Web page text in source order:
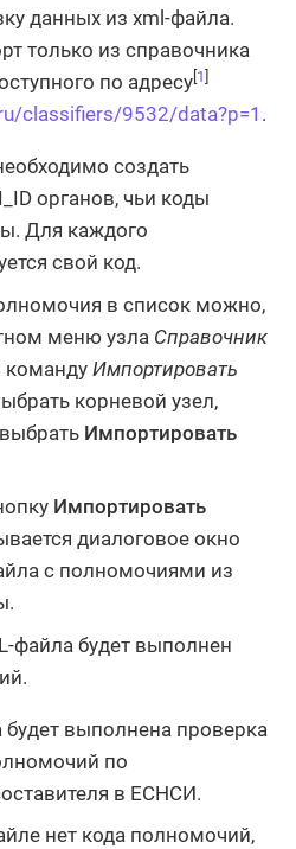
данных из xml-файла.
только из справочника
по адресу 1
classifiers/9532/data?p=1 .
создать
органов, чьи коды
Для каждого
свой код.
в список можно,
меню узла Справочник
команду Импортировать
корневой узел,
Импортировать
Импортировать
диалоговое окно
с полномочиями из
файла будет выполнен
выполнена проверка
по
в ЕСНСИ.
нет кода полномочий,